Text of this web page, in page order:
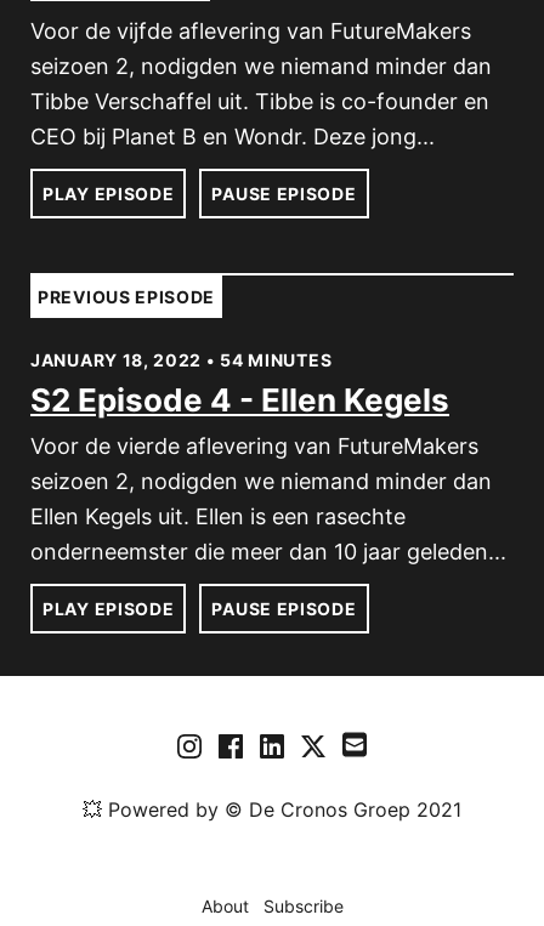
Voor de vijfde aflevering van FutureMakers
seizoen 2, nodigden we niemand minder dan
Tibbe Verschaffel uit. Tibbe is co-founder en
CEO bij Planet B en Wondr. Deze jong...
PLAY EPISODE PAUSE EPISODE
PREVIOUS EPISODE
JANUARY 18, 2022 • 54 MINUTES
S2 Episode 4 - Ellen Kegels
Voor de vierde aflevering van FutureMakers
seizoen 2, nodigden we niemand minder dan
Ellen Kegels uit. Ellen is een rasechte
onderneemster die meer dan 10 jaar geleden...
PLAY EPISODE PAUSE EPISODE
💥 Powered by © De Cronos Groep 2021
About Subscribe